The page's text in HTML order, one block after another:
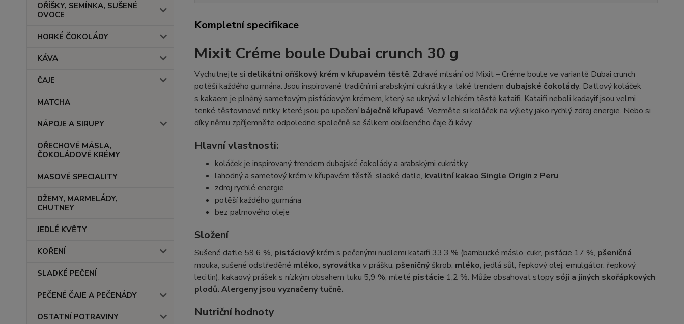
OŘÍŠKY, SEMÍNKA, SUŠENÉ
OVOCE
HORKÉ ČOKOLÁDY
KÁVA
ČAJE
MATCHA
NÁPOJE A SIRUPY
OŘECHOVÉ MÁSLA,
ČOKOLÁDOVÉ KRÉMY
MASOVÉ SPECIALITY
DŽEMY, MARMELÁDY,
CHUTNEY
JEDLÉ KVĚTY
KOŘENÍ
SLADKÉ PEČENÍ
PEČENÉ ČAJE A PEČENÁDY
OSTATNÍ POTRAVINY
Kompletní specifikace
Mixit Créme boule Dubai crunch 30 g
Vychutnejte si delikátní oříškový krém v křupavém těstě. Zdravé mlsání od Mixit – Créme boule ve variantě Dubai crunch
potěší každého gurmána. Jsou inspirované tradičními arabskými cukrátky a také trendem dubajské čokolády. Datlový koláček
s kakaem je plněný sametovým pistáciovým krémem, který se ukrývá v lehkém těstě kataifi. Kataifi neboli kadayif jsou velmi
tenké těstovinové nitky, které jsou po upečeníbáječně křupavé. Vezměte si koláček na výlety jako rychlý zdroj energie. Nebo si
díky němu zpříjemněte odpoledne společně se šálkem oblíbeného čaje či kávy.
Hlavní vlastnosti:
koláček je inspirovaný trendem dubajské čokolády a arabskými cukrátky
lahodný a sametový krém v křupavém těstě, sladké datle, kvalitní kakao Single Origin z Peru
zdroj rychlé energie
potěší každého gurmána
bez palmového oleje
Složení
Sušené datle 59,6 %, pistáciovýkrém s pečenými nudlemi kataifi 33,3 % (bambucké máslo, cukr, pistácie 17 %, pšeničná
mouka, sušené odstředěné mléko, syrovátka v prášku, pšeničnýškrob, mléko, jedlá sůl, řepkový olej, emulgátor: řepkový
lecitin), kakaový prášek s nízkým obsahem tuku 5,9 %, mleté pistácie 1,2 %. Může obsahovat stopy sóji a jiných skořápkových
plodů. Alergeny jsou vyznačeny tučně.
Nutriční hodnoty